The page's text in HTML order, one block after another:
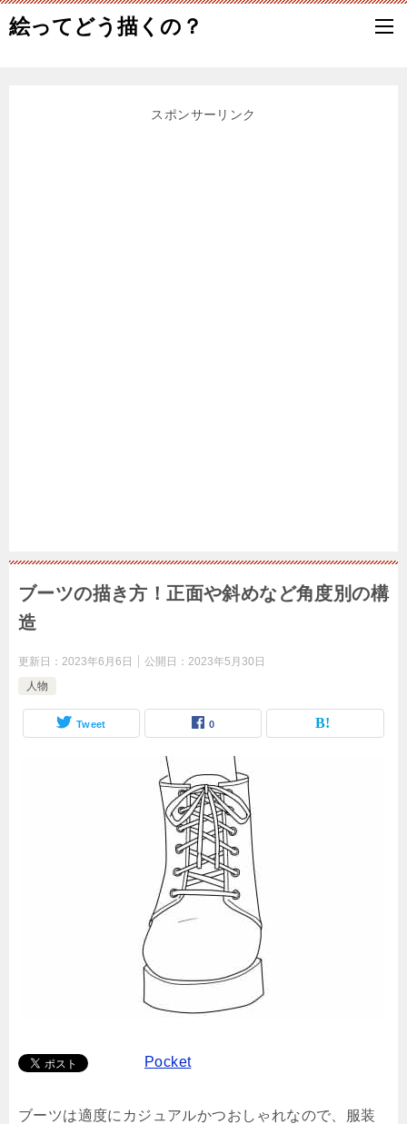
絵ってどう描くの？
スポンサーリンク
ブーツの描き方！正面や斜めなど角度別の構
造
更新日： 2023年6月6日 公開日： 2023年5月30日
人物
Tweet 0
Pocket
ブーツは適度にカジュアルかつおしゃれなので、服装